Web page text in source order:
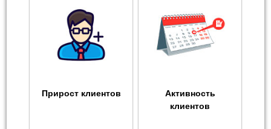
Прирост клиентов
Активность
клиентов